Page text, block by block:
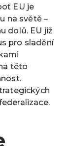
EU je
na světě –
dolů. EU již
pro sladění
této